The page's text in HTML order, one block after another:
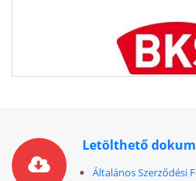
Letölthető
Általános Szerződési